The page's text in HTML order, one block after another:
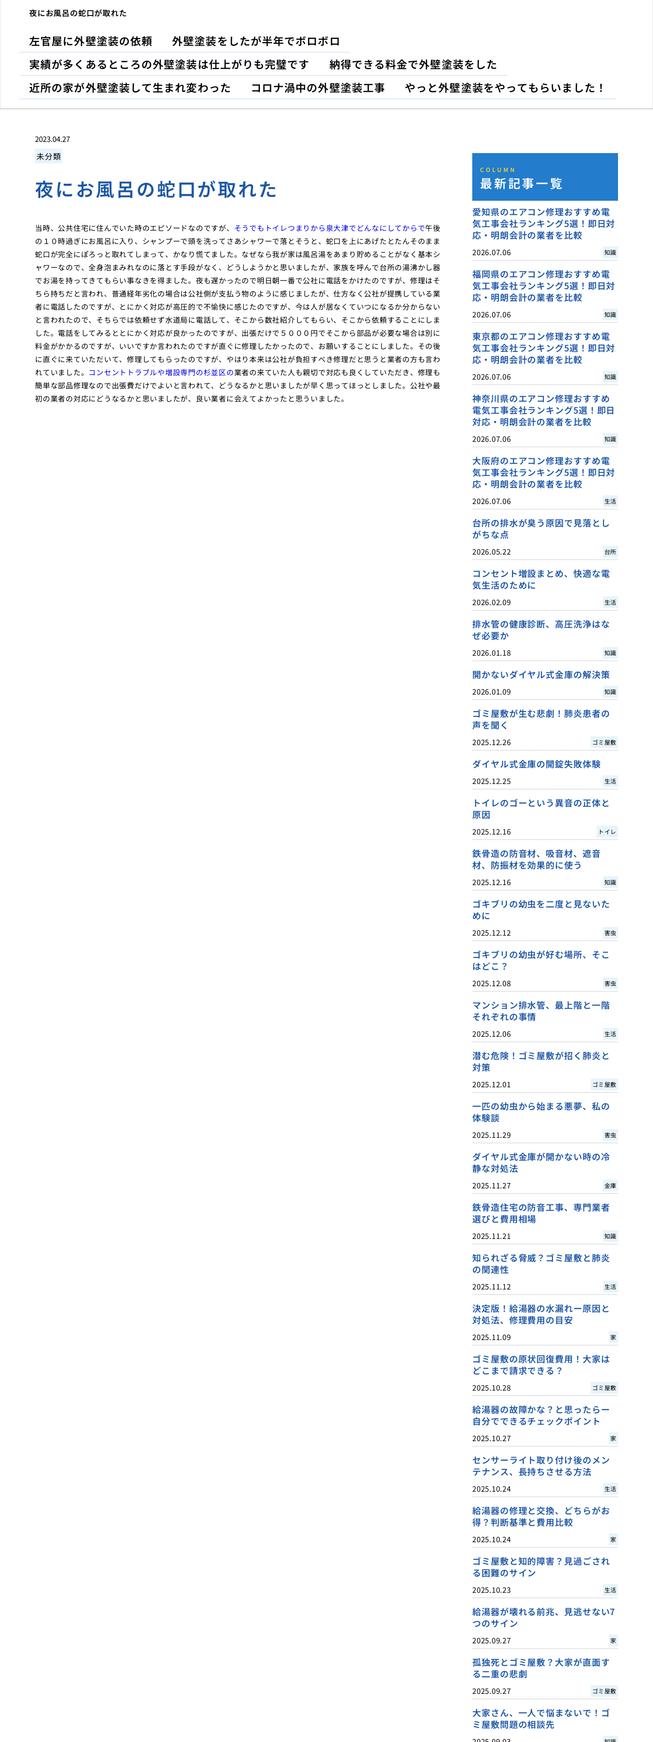
夜にお風呂の蛇口が取れた
左官屋に外壁塗装の依頼
外壁塗装をしたが半年でボロボロ
実績が多くあるところの外壁塗装は仕上がりも完璧です
納得できる料金で外壁塗装をした
近所の家が外壁塗装して生まれ変わった
コロナ渦中の外壁塗装工事 やっと外壁塗装をやってもらいました！
2023.04.27
未分類
夜にお風呂の蛇口が取れた
当時、公共住宅に住んでいた時のエピソードなのですが、 そうでもトイレつまりから泉大津でどんなにしてからで午後
の１０時過ぎにお風呂に入り、シャンプーで頭を洗ってさあシャワーで落とそうと、蛇口を上にあげたとたんそのまま
蛇口が完全にぽろっと取れてしまって、かなり慌てました。なぜなら我が家は風呂湯をあまり貯めることがなく基本シ
ャワーなので、全身泡まみれなのに落とす手段がなく、どうしようかと思いましたが、家族を呼んで台所の湯沸かし器
でお湯を持ってきてもらい事なきを得ました。夜も遅かったので明日朝一番で公社に電話をかけたのですが、修理はそ
ちら持ちだと言われ、普通経年劣化の場合は公社側が支払う物のように感じましたが、仕方なく公社が提携している業
者に電話したのですが、とにかく対応が高圧的で不愉快に感じたのですが、今は人が居なくていつになるか分からない
と言われたので、そちらでは依頼せず水道局に電話して、そこから数社紹介してもらい、そこから依頼することにしま
した。電話をしてみるととにかく対応が良かったのですが、出張だけで５０００円でそこから部品が必要な場合は別に
料金がかかるのですが、いいですか言われたのですが直ぐに修理したかったので、お願いすることにしました。その後
に直ぐに来ていただいて、修理してもらったのですが、やはり本来は公社が負担すべき修理だと思うと業者の方も言わ
れていました。 コンセントトラブルや増設専門の杉並区の業者の来ていた人も親切で対応も良くしていただき、修理も
簡単な部品修理なので出張費だけでよいと言われて、どうなるかと思いましたが早く思ってほっとしました。公社や最
初の業者の対応にどうなるかと思いましたが、良い業者に会えてよかったと思ういました。
COLUMN
最新記事一覧
愛知県のエアコン修理おすすめ電
気工事会社ランキング5選！即日対
応・明朗会計の業者を比較
2026.07.06 知識
福岡県のエアコン修理おすすめ電
気工事会社ランキング5選！即日対
応・明朗会計の業者を比較
2026.07.06 知識
東京都のエアコン修理おすすめ電
気工事会社ランキング5選！即日対
応・明朗会計の業者を比較
2026.07.06 知識
神奈川県のエアコン修理おすすめ
電気工事会社ランキング5選！即日
対応・明朗会計の業者を比較
2026.07.06 知識
大阪府のエアコン修理おすすめ電
気工事会社ランキング5選！即日対
応・明朗会計の業者を比較
2026.07.06 生活
台所の排水が臭う原因で見落とし
がちな点
2026.05.22 台所
コンセント増設まとめ、快適な電
気生活のために
2026.02.09 生活
排水管の健康診断、高圧洗浄はな
ぜ必要か
2026.01.18 知識
開かないダイヤル式金庫の解決策
2026.01.09 知識
ゴミ屋敷が生む悲劇！肺炎患者の
声を聞く
2025.12.26 ゴミ屋敷
ダイヤル式金庫の開錠失敗体験
2025.12.25 生活
トイレのゴーという異音の正体と
原因
2025.12.16 トイレ
鉄骨造の防音材、吸音材、遮音
材、防振材を効果的に使う
2025.12.16 知識
ゴキブリの幼虫を二度と見ないた
めに
2025.12.12 害虫
ゴキブリの幼虫が好む場所、そこ
はどこ？
2025.12.08 害虫
マンション排水管、最上階と一階
それぞれの事情
2025.12.06 生活
潜む危険！ゴミ屋敷が招く肺炎と
対策
2025.12.01 ゴミ屋敷
一匹の幼虫から始まる悪夢、私の
体験談
2025.11.29 害虫
ダイヤル式金庫が開かない時の冷
静な対処法
2025.11.27 金庫
鉄骨造住宅の防音工事、専門業者
選びと費用相場
2025.11.21 知識
知られざる脅威？ゴミ屋敷と肺炎
の関連性
2025.11.12 生活
決定版！給湯器の水漏れー原因と
対処法、修理費用の目安
2025.11.09 家
ゴミ屋敷の原状回復費用！大家は
どこまで請求できる？
2025.10.28 ゴミ屋敷
給湯器の故障かな？と思ったらー
自分でできるチェックポイント
2025.10.27 家
センサーライト取り付け後のメン
テナンス、長持ちさせる方法
2025.10.24 生活
給湯器の修理と交換、どちらがお
得？判断基準と費用比較
2025.10.24 家
ゴミ屋敷と知的障害？見過ごされ
る困難のサイン
2025.10.23 生活
給湯器が壊れる前兆、見逃せない7
つのサイン
2025.09.27 家
孤独死とゴミ屋敷？大家が直面す
る二重の悲劇
2025.09.27 ゴミ屋敷
大家さん、一人で悩まないで！ゴ
ミ屋敷問題の相談先